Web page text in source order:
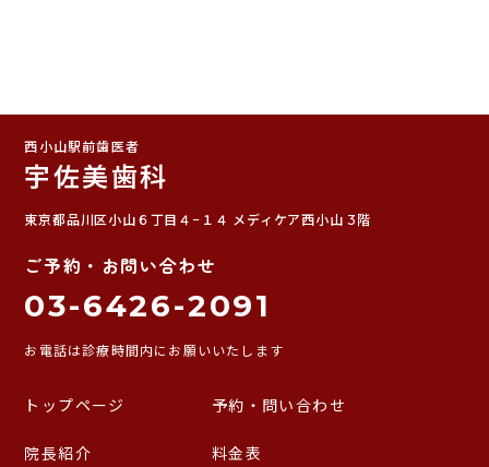
西小山駅前歯医者
宇佐美歯科
東京都品川区小山６丁目４−１４ メディケア西小山 3階
ご予約・お問い合わせ
03-6426-2091
お電話は診療時間内にお願いいたします
トップページ
院長紹介
予約・問い合わせ
料金表